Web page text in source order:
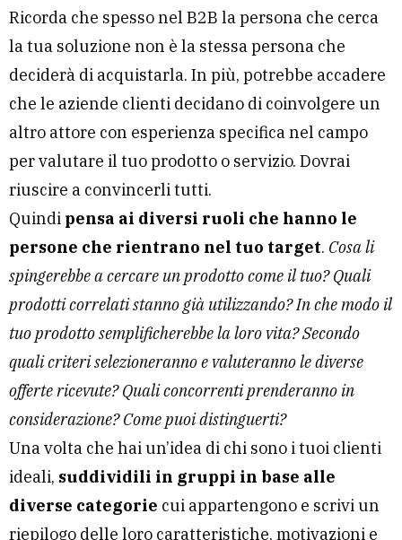
Ricorda che spesso nel B2B la persona che cerca
la tua soluzione non è la stessa persona che
deciderà di acquistarla. In più, potrebbe accadere
che le aziende clienti decidano di coinvolgere un
altro attore con esperienza specifica nel campo
per valutare il tuo prodotto o servizio. Dovrai
riuscire a convincerli tutti.
Quindi pensa ai diversi ruoli che hanno le
persone che rientrano nel tuo target. Cosa li
spingerebbe a cercare un prodotto come il tuo? Quali
prodotti correlati stanno già utilizzando? In che modo il
tuo prodotto semplificherebbe la loro vita? Secondo
quali criteri selezioneranno e valuteranno le diverse
offerte ricevute? Quali concorrenti prenderanno in
considerazione? Come puoi distinguerti?
Una volta che hai un’idea di chi sono i tuoi clienti
ideali, suddividili in gruppi in base alle
diverse categorie cui appartengono e scrivi un
riepilogo delle loro caratteristiche, motivazioni e